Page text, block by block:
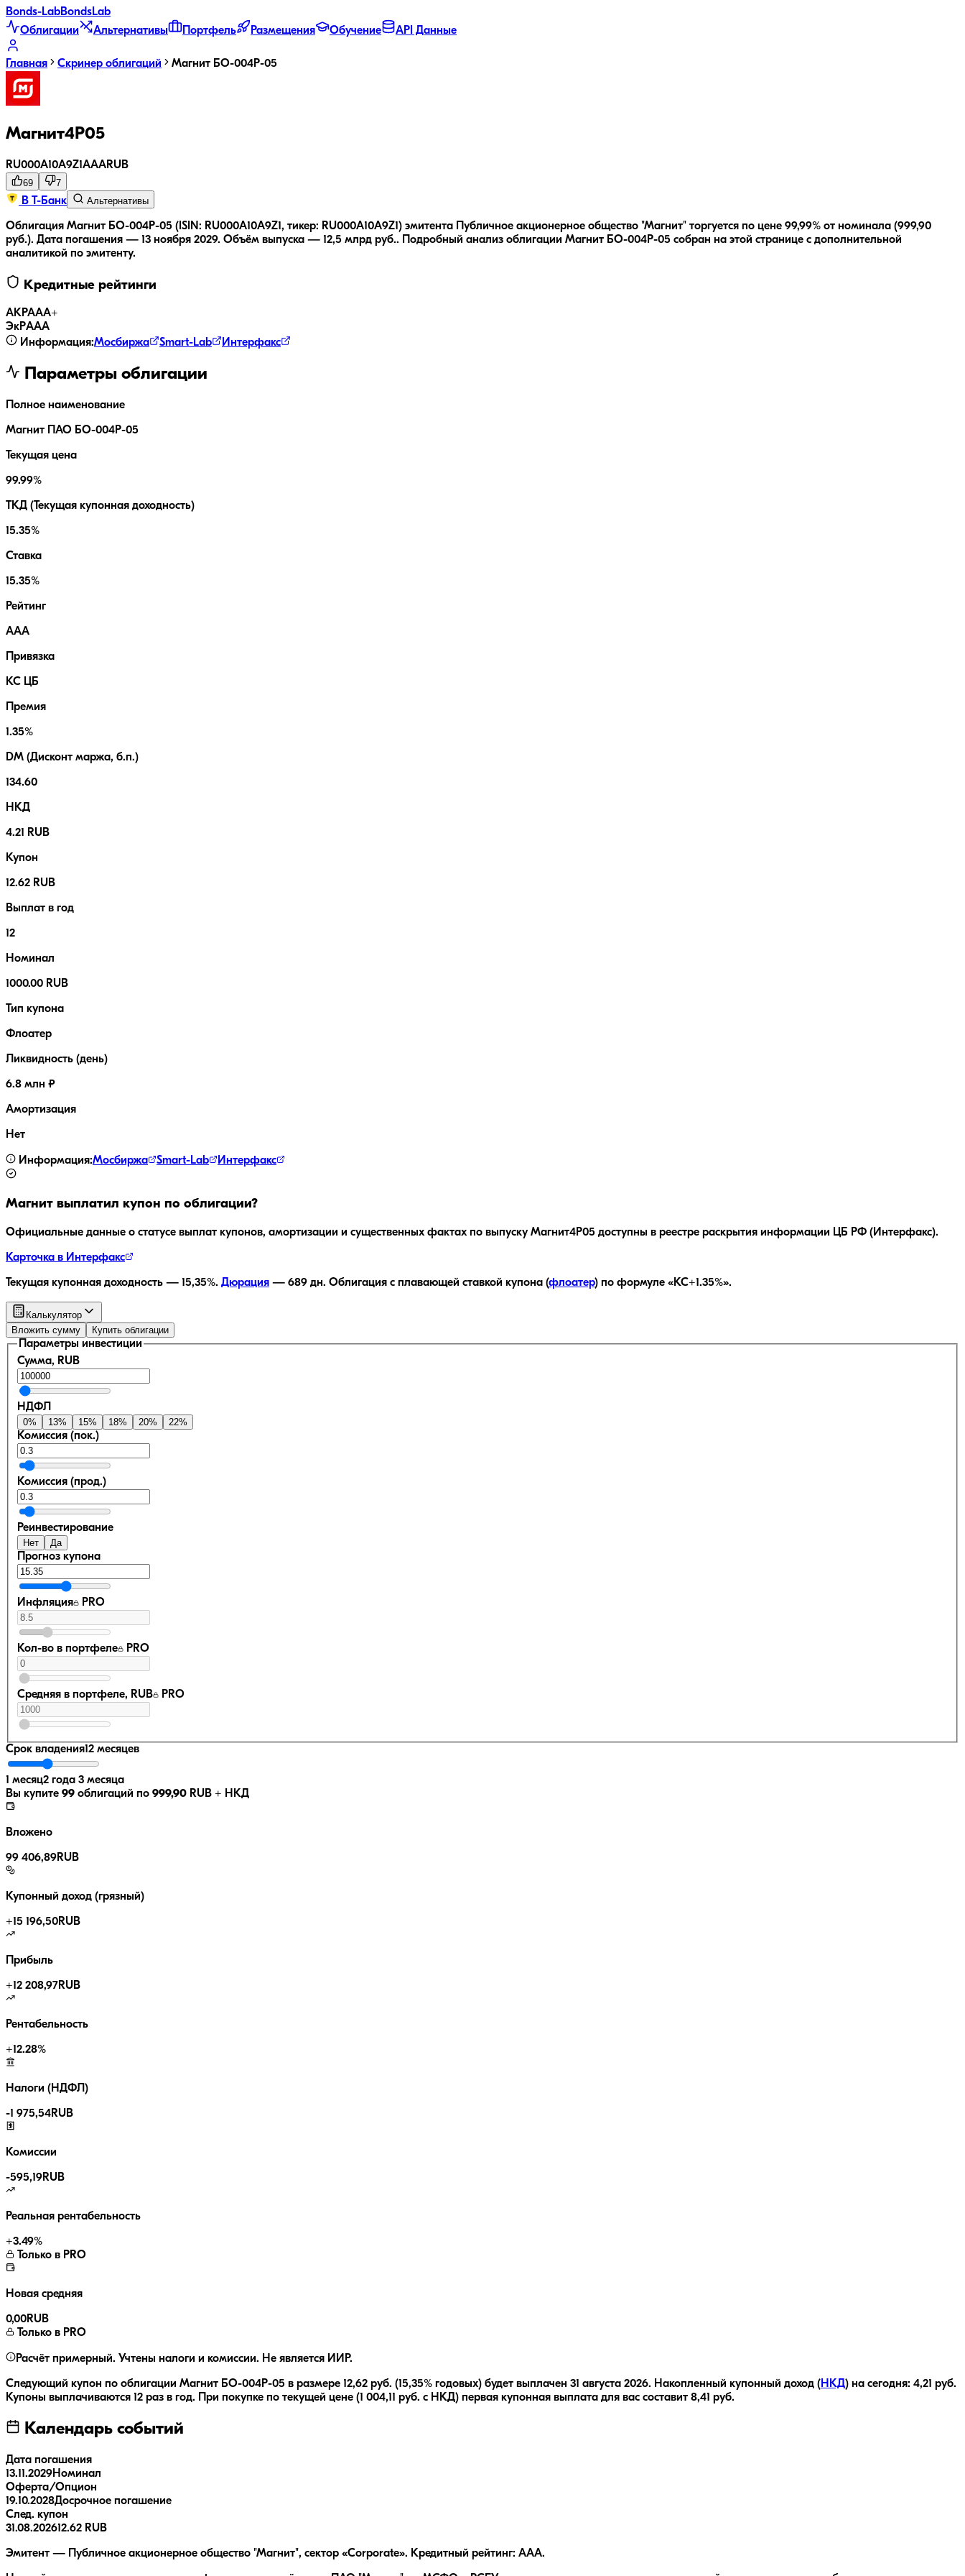
Bonds-LabBondsLab
Облигации
Альтернативы Портфель Размещения Обучение API Данные
Главная Скринер облигаций Магнит БО-004Р-05
Магнит4P05
RU000A10A9Z1AAARUB
69 7
В Т-Банк Альтернативы
Облигация Магнит БО-004Р-05 (ISIN: RU000A10A9Z1, тикер: RU000A10A9Z1) эмитента Публичное акционерное общество "Магнит" торгуется по цене 99,99% от номинала (999,90
руб.). Дата погашения — 13 ноября 2029. Объём выпуска — 12,5 млрд руб.. Подробный анализ облигации Магнит БО-004Р-05 собран на этой странице с дополнительной
аналитикой по эмитенту.
Кредитные рейтинги
АКРАAA+
ЭкРAAA
Информация:Мосбиржа Smart-Lab Интерфакс
Параметры облигации
Полное наименование
Магнит ПАО БО-004Р-05
Текущая цена
99.99%
ТКД (Текущая купонная доходность)
15.35%
Ставка
15.35%
Рейтинг
AAA
Привязка
КС ЦБ
Премия
1.35%
DM (Дисконт маржа, б.п.)
134.60
НКД
4.21 RUB
Купон
12.62 RUB
Выплат в год
12
Номинал
1000.00 RUB
Тип купона
Флоатер
Ликвидность (день)
6.8 млн ₽
Амортизация
Нет
Информация:Мосбиржа Smart-Lab Интерфакс
Магнит выплатил купон по облигации?
Официальные данные о статусе выплат купонов, амортизации и существенных фактах по выпуску Магнит4P05 доступны в реестре раскрытия информации ЦБ РФ (Интерфакс).
Карточка в Интерфакс
Текущая купонная доходность — 15,35%. Дюрация — 689 дн. Облигация с плавающей ставкой купона (флоатер) по формуле «КС+1.35%».
Калькулятор
Вложить сумму
Купить облигации
Параметры инвестиции
Сумма, RUB
НДФЛ
0% 13% 15% 18% 20% 22%
Комиссия (пок.)
Комиссия (прод.)
Реинвестирование
Нет Да
Прогноз купона
Инфляция PRO
Кол-во в портфеле PRO
Средняя в портфеле, RUB PRO
Срок владения12 месяцев
1 месяц2 года 3 месяца
Вы купите 99 облигаций по 999,90 RUB + НКД
Вложено
99 406,89RUB
Купонный доход (грязный)
+15 196,50RUB
Прибыль
+12 208,97RUB
Рентабельность
+12.28%
Налоги (НДФЛ)
-1 975,54RUB
Комиссии
-595,19RUB
Реальная рентабельность
+3.49%
Только в PRO
Новая средняя
0,00RUB
Только в PRO
Расчёт примерный. Учтены налоги и комиссии. Не является ИИР.
Следующий купон по облигации Магнит БО-004Р-05 в размере 12,62 руб. (15,35% годовых) будет выплачен 31 августа 2026. Накопленный купонный доход ( НКД) на сегодня: 4,21 руб.
Купоны выплачиваются 12 раз в год. При покупке по текущей цене (1 004,11 руб. с НКД) первая купонная выплата для вас составит 8,41 руб.
Календарь событий
Дата погашения
13.11.2029Номинал
Оферта/Опцион
19.10.2028Досрочное погашение
След. купон
31.08.202612.62 RUB
Эмитент — Публичное акционерное общество "Магнит", сектор «Corporate». Кредитный рейтинг: AAA.